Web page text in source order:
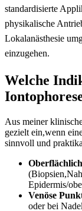
standardisierte
physikalische
Lokalanästhesie
einzugehen.
Welche
Aus meiner
gezielt⁤ ein,wenn⁤
sinnvoll und
⁢Epidermis/
Venöse
oder‌ bei